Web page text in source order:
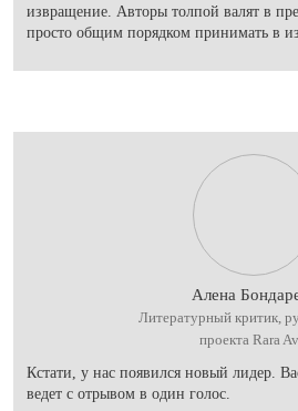
извращение. Авторы толпой валят в
просто общим порядком принимать в
Алена
Литературный критик,
проекта Rara
Кстати, у нас появился новый лидер.
ведет с отрывом в один голос.